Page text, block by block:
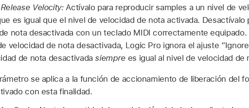
Velocity:Actívalo para reproducir samples a un nivel de
es igual que el nivel de velocidad de nota activada. Desactívalo
nota desactivada con un teclado MIDI correctamente
velocidad de nota desactivada, Logic Pro ignora el ajuste
de nota desactivada siemprees igual al nivel de velocidad de
se aplica a la función de accionamiento de liberación del
con esta finalidad.